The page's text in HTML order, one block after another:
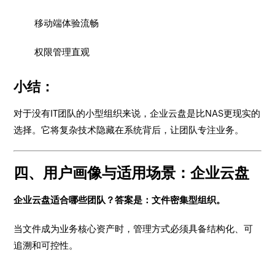
移动端体验流畅
权限管理直观
小结：
对于没有IT团队的小型组织来说，企业云盘是比NAS更现实的
选择。它将复杂技术隐藏在系统背后，让团队专注业务。
四、用户画像与适用场景：企业云盘
企业云盘适合哪些团队？答案是：文件密集型组织。
当文件成为业务核心资产时，管理方式必须具备结构化、可
追溯和可控性。